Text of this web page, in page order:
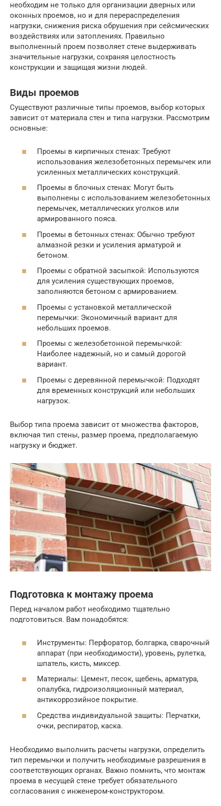
необходим не только для организации дверных или
оконных проемов, но и для перераспределения
нагрузки, снижения риска обрушения при сейсмических
воздействиях или затоплениях. Правильно
выполненный проем позволяет стене выдерживать
значительные нагрузки, сохраняя целостность
конструкции и защищая жизни людей.
Виды проемов
Существуют различные типы проемов, выбор которых
зависит от материала стен и типа нагрузки. Рассмотрим
основные:
Проемы в кирпичных стенах: Требуют
использования железобетонных перемычек или
усиленных металлических конструкций.
Проемы в блочных стенах: Могут быть
выполнены с использованием железобетонных
перемычек, металлических уголков или
армированного пояса.
Проемы в бетонных стенах: Обычно требуют
алмазной резки и усиления арматурой и
бетоном.
Проемы с обратной засыпкой: Используются
для усиления существующих проемов,
заполняются бетоном с армированием.
Проемы с установкой металлической
перемычки: Экономичный вариант для
небольших проемов.
Проемы с железобетонной перемычкой:
Наиболее надежный, но и самый дорогой
вариант.
Проемы с деревянной перемычкой: Подходят
для временных конструкций или небольших
нагрузок.
Выбор типа проема зависит от множества факторов,
включая тип стены, размер проема, предполагаемую
нагрузку и бюджет.
Подготовка к монтажу проема
Перед началом работ необходимо тщательно
подготовиться. Вам понадобятся:
Инструменты: Перфоратор, болгарка, сварочный
аппарат (при необходимости), уровень, рулетка,
шпатель, кисть, миксер.
Материалы: Цемент, песок, щебень, арматура,
опалубка, гидроизоляционный материал,
антикоррозийное покрытие.
Средства индивидуальной защиты: Перчатки,
очки, респиратор, каска.
Необходимо выполнить расчеты нагрузки, определить
тип перемычки и получить необходимые разрешения в
соответствующих органах. Важно помнить, что монтаж
проема в несущей стене требует обязательного
согласования с инженером-конструктором.